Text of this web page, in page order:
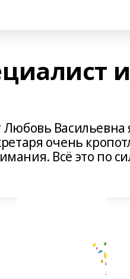
Васильевна
очень
Всё это по